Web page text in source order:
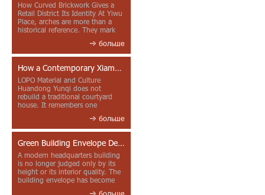
How Curved Brickwork Gives a
Retail District Its Identity At Yiwu
Place, arches are more than a
historical reference. They mark
больше
How a Contemporary Xiamen Project Reframes Minnan Red Brick
LOPO Material and Culture
Huandong Yunqi does not
rebuild a traditional courtyard
house. It remembers one
больше
Green Building Envelope Design: Clay Sunscreen Fins for Modern Headquarters Architecture
A modern headquarters building
is no longer judged only by its
height or its interior quality. The
building envelope has become